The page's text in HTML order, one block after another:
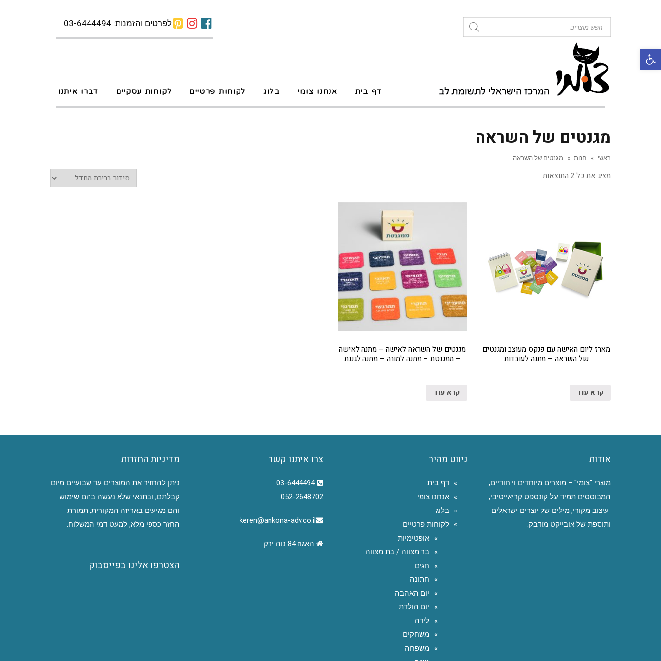
פתח סרגל נגישות
לפרטים והזמנות: 03-6444494
דף בית אנחנו צומי בלוג לקוחות פרטיים לקוחות עסקיים דברו איתנו
מגנטים של השראה
ראשי » חנות » מגנטים של השראה
מציג את כל 2 התוצאות
מארז ליום האישה עם פנקס מעוצב ומגנטים
של השראה – מתנה לעובדות
קרא עוד
מגנטים של השראה לאישה – מתנה לאישה
– ממגנטת – מתנה למורה – מתנה לגננת
קרא עוד
אודות
מוצרי "צומי" – מוצרים מיוחדים וייחודיים,
המבוססים תמיד על קונספט קריאייטיבי,
עיצוב מקורי, מילים של יוצרים ישראלים
ותוספת של אובייקט מודבק.
ניווט מהיר
דף בית
אנחנו צומי
בלוג
לקוחות פרטיים
אופטימיות
בר מצווה / בת מצווה
חגים
חתונה
יום האהבה
יום הולדת
לידה
משחקים
משפחה
צרו איתנו קשר
03-6444494
052-2648702
keren@ankona-adv.co.il
האגוז 84 נוה ירק
מדיניות החזרות
ניתן להחזיר את המוצרים עד שבועיים מיום
קבלתם, ובתנאי שלא נעשה בהם שימוש
והם מגיעים באריזה המקורית, תמורת
החזר כספי מלא, למעט דמי המשלוח.
הצטרפו אלינו בפייסבוק